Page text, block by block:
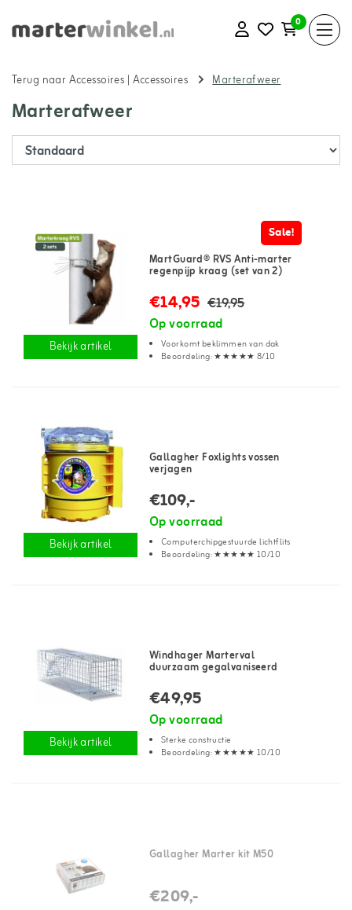
0
Terug naar Accessoires | Accessoires Marterafweer
Marterafweer
Bekijk artikel
Sale!
MartGuard® RVS Anti-marter
regenpijp kraag (set van 2)
€14,95 €19,95
Op voorraad
Voorkomt beklimmen van dak
Beoordeling: ★★★★★ 8/10
Bekijk artikel
Gallagher Foxlights vossen
verjagen
€109,-
Op voorraad
Computerchipgestuurde lichtflits
Beoordeling: ★★★★★ 10/10
Bekijk artikel
Windhager Marterval
duurzaam gegalvaniseerd
€49,95
Op voorraad
Sterke constructie
Beoordeling: ★★★★★ 10/10
Gallagher Marter kit M50
€209,-